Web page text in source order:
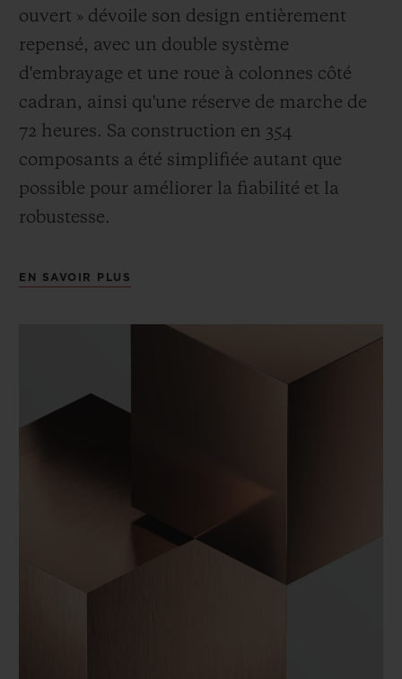
ouvert » dévoile son design entièrement
repensé, avec un double système
d'embrayage et une roue à colonnes côté
cadran, ainsi qu'une réserve de marche de
72 heures. Sa construction en 354
composants a été simplifiée autant que
possible pour améliorer la fiabilité et la
robustesse.
EN SAVOIR PLUS